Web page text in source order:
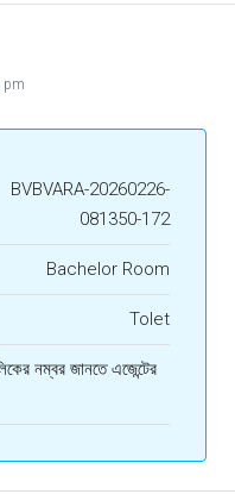
pm
BVBVARA-20260226-
081350-172
Bachelor Room
Tolet
নম্বর জানতে এজেন্টের